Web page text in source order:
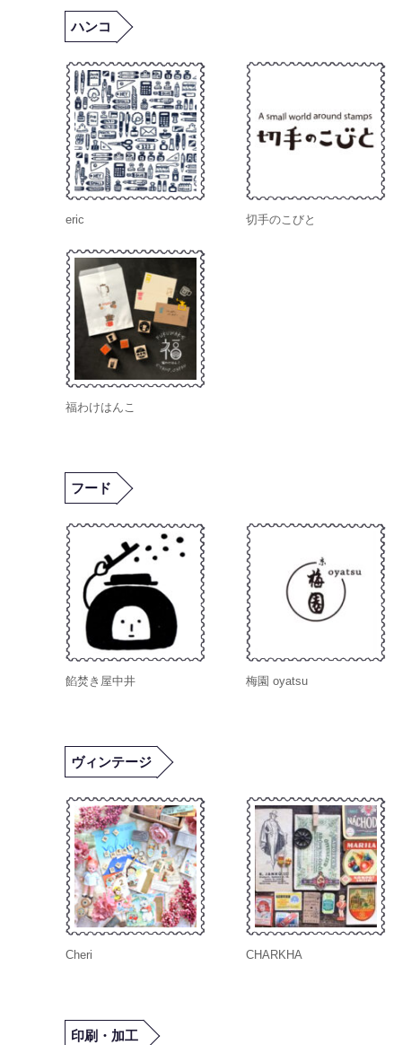
ハンコ
eric 切手のこびと
福わけはんこ
フード
餡焚き屋中井 梅園 oyatsu
ヴィンテージ
Cheri CHARKHA
印刷・加工